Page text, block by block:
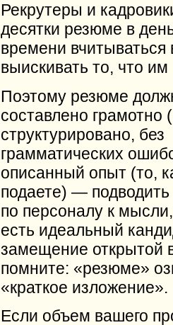
Рекрутеры и
десятки резюме в
времени вчитываться
выискивать то, что
Поэтому резюме
составлено грамотно
структурировано, без
грамматических
описанный опыт (то,
подаете) —
по персоналу к
есть идеальный
замещение открытой
помните: «резюме»
«краткое изложение».
Если объем вашего